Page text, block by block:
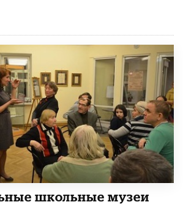
школьные музеи